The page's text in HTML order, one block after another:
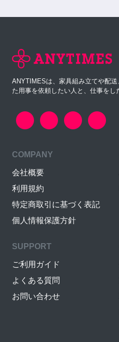
ANYTIMESは、家具組み立てや配
た用事を依頼したい人と、仕事をし
COMPANY
会社概要
利用規約
特定商取引に基づく表記
個人情報保護方針
SUPPORT
ご利用ガイド
よくある質問
お問い合わせ